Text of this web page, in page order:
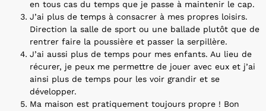
en tous cas du temps que je passe à maintenir le cap.
J’ai plus de temps à consacrer à mes propres loisirs.
Direction la salle de sport ou une ballade plutôt que de
rentrer faire la poussière et passer la serpillère.
J’ai aussi plus de temps pour mes enfants. Au lieu de
récurer, je peux me permettre de jouer avec eux et j’ai
ainsi plus de temps pour les voir grandir et se
développer.
Ma maison est pratiquement toujours propre ! Bon